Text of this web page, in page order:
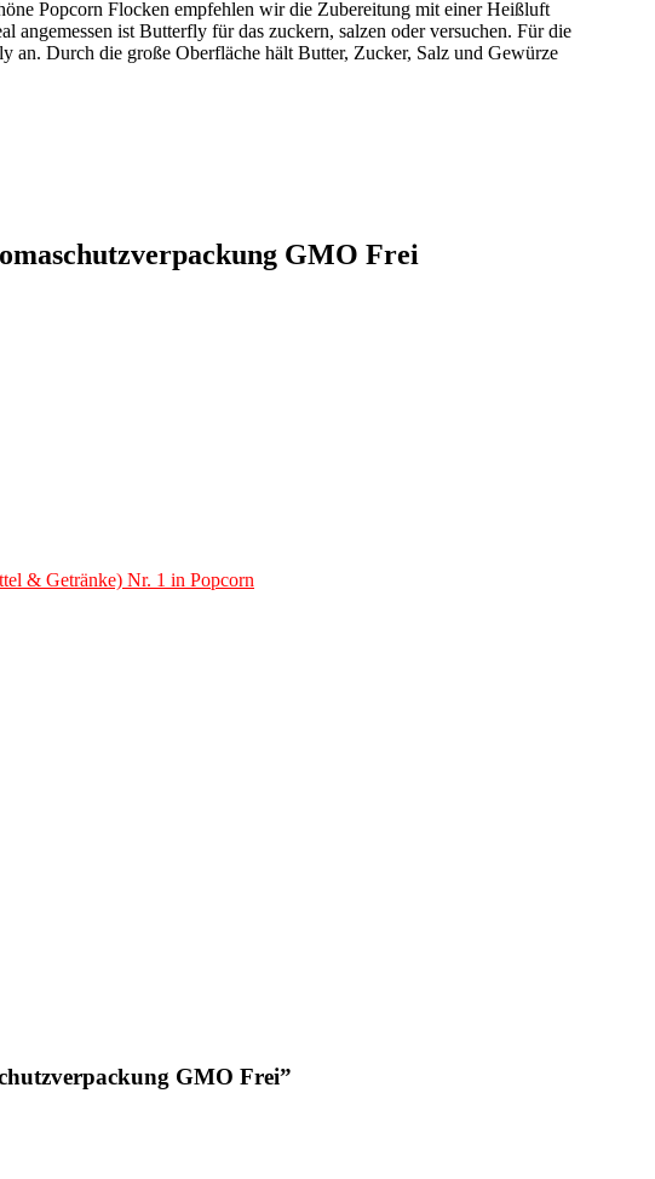
Popcorn Flocken empfehlen wir die Zubereitung mit einer Heißluft
angemessen ist Butterfly für das zuckern, salzen oder versuchen. Für die
an. Durch die große Oberfläche hält Butter, Zucker, Salz und Gewürze
GMO Frei
& Getränke) Nr. 1 in Popcorn
GMO Frei”